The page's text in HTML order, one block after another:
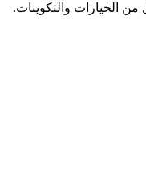
الخيارات والتكوينات.